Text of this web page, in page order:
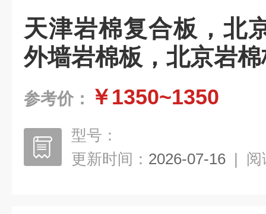
天津岩棉复合板，北
外墙岩棉板，北京岩
参考价： ￥1350~1350
型号：
更新时间： 2026-07-16 | 阅